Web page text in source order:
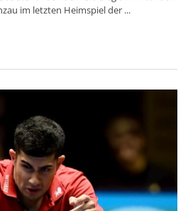
im letzten Heimspiel der ...